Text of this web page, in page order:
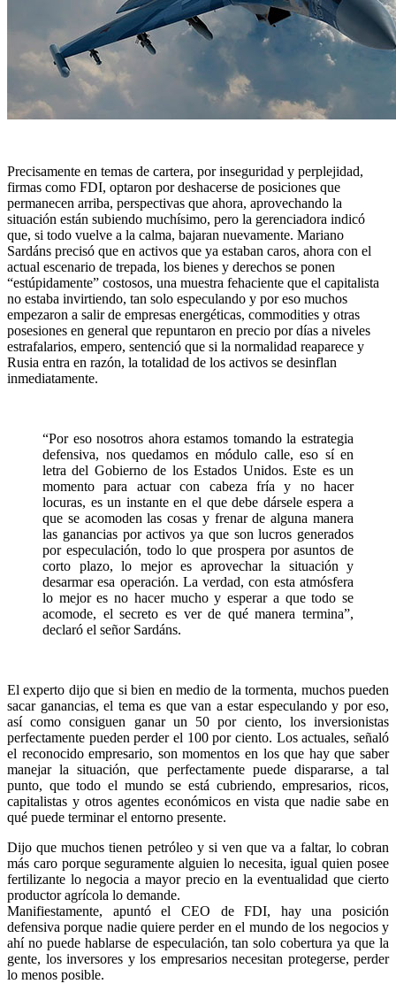
Precisamente en temas de cartera, por inseguridad y perplejidad,
firmas como FDI, optaron por deshacerse de posiciones que
permanecen arriba, perspectivas que ahora, aprovechando la
situación están subiendo muchísimo, pero la gerenciadora indicó
que, si todo vuelve a la calma, bajaran nuevamente. Mariano
Sardáns precisó que en activos que ya estaban caros, ahora con el
actual escenario de trepada, los bienes y derechos se ponen
“estúpidamente” costosos, una muestra fehaciente que el capitalista
no estaba invirtiendo, tan solo especulando y por eso muchos
empezaron a salir de empresas energéticas, commodities y otras
posesiones en general que repuntaron en precio por días a niveles
estrafalarios, empero, sentenció que si la normalidad reaparece y
Rusia entra en razón, la totalidad de los activos se desinflan
inmediatamente.
“Por eso nosotros ahora estamos tomando la estrategia
defensiva, nos quedamos en módulo calle, eso sí en
letra del Gobierno de los Estados Unidos. Este es un
momento para actuar con cabeza fría y no hacer
locuras, es un instante en el que debe dársele espera a
que se acomoden las cosas y frenar de alguna manera
las ganancias por activos ya que son lucros generados
por especulación, todo lo que prospera por asuntos de
corto plazo, lo mejor es aprovechar la situación y
desarmar esa operación. La verdad, con esta atmósfera
lo mejor es no hacer mucho y esperar a que todo se
acomode, el secreto es ver de qué manera termina”,
declaró el señor Sardáns.
El experto dijo que si bien en medio de la tormenta, muchos pueden
sacar ganancias, el tema es que van a estar especulando y por eso,
así como consiguen ganar un 50 por ciento, los inversionistas
perfectamente pueden perder el 100 por ciento. Los actuales, señaló
el reconocido empresario, son momentos en los que hay que saber
manejar la situación, que perfectamente puede dispararse, a tal
punto, que todo el mundo se está cubriendo, empresarios, ricos,
capitalistas y otros agentes económicos en vista que nadie sabe en
qué puede terminar el entorno presente.
Dijo que muchos tienen petróleo y si ven que va a faltar, lo cobran
más caro porque seguramente alguien lo necesita, igual quien posee
fertilizante lo negocia a mayor precio en la eventualidad que cierto
productor agrícola lo demande.
Manifiestamente, apuntó el CEO de FDI, hay una posición
defensiva porque nadie quiere perder en el mundo de los negocios y
ahí no puede hablarse de especulación, tan solo cobertura ya que la
gente, los inversores y los empresarios necesitan protegerse, perder
lo menos posible.